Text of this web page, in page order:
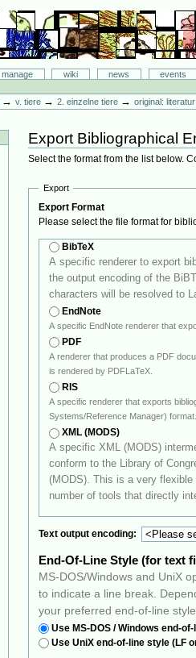
manage wiki news
events
→v. tiere →2. einzelne tiere →original:
Export Bibliographical
Select the format from the list below.
Export
Export Format
Please select the file format for
BibTeX
A specific renderer to export
the output encoding of the BiBTeX
characters will be resolved to
EndNote
PDF
A renderer that produces a PDF
is rendered by PDFLaTeX.
RIS
A specific renderer that exports
Systems/Reference Manager)
XML (MODS)
A specific XML (MODS)
conform to the Library of Congress's Metadata Object Description Schema
(MODS). This is a very flexible standard that should prove
number of tools that directly
Text output encoding:
End-Of-Line Style (for text
MS-DOS/Windows and UniX
to indicate a line break. Depending on your favourite operating system, select
your preferred end-of-line
Use MS-DOS / Windows end-
Use UniX end-of-line style (LF